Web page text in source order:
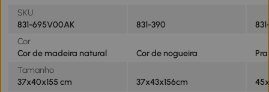
SKU
831-695V00AK
831-390
Cor
Cor de madeira natural
Cor de nogueira
Tamanho
37x40x155 cm
37x43x156cm